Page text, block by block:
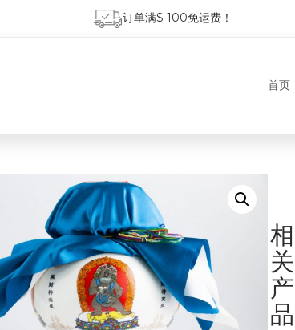
订单满$ 100免运费！
首页
相
关
产
品